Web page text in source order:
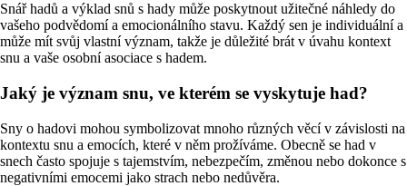
Snář hadů a výklad snů s hady může poskytnout užitečné náhledy do
vašeho podvědomí a emocionálního stavu. Každý sen je individuální a
může mít svůj vlastní význam, takže je důležité brát v úvahu kontext
snu a vaše osobní asociace s hadem.
Jaký je význam snu, ve kterém se vyskytuje had?
Sny o hadovi mohou symbolizovat mnoho různých věcí v závislosti na
kontextu snu a emocích, které v něm prožíváme. Obecně se had v
snech často spojuje s tajemstvím, nebezpečím, změnou nebo dokonce s
negativními emocemi jako strach nebo nedůvěra.